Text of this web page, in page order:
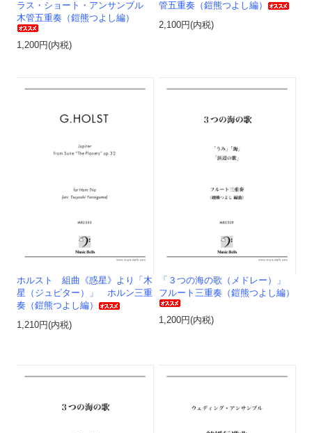
ラス・ショート・アンサンブル
木管五重奏（鎧熊つよし編）
1,200円(内税)
管五重奏（鎧熊つよし編）
2,100円(内税)
ホルスト 組曲《惑星》より「木
星（ジュピター）」 ホルン三重
奏（鎧熊つよし編）
1,210円(内税)
「３つの海の歌（メドレー）」
フルート三重奏（鎧熊つよし編）
1,200円(内税)